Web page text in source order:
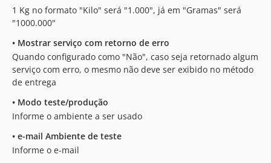
1 Kg no formato "Kilo" será "1.000", já em "Gramas" será
"1000.000"
• Mostrar serviço com retorno de erro
Quando configurado como "Não", caso seja retornado algum
serviço com erro, o mesmo não deve ser exibido no método
de entrega
• Modo teste/produção
Informe o ambiente a ser usado
• e-mail Ambiente de teste
Informe o e-mail